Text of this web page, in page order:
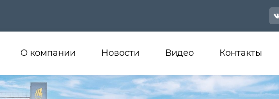
О компании Новости Видео Контакты